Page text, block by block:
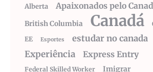
Alberta Apaixonados pelo
British Columbia Canadá
EE
Esportes estudar no canada
Experiência Express Entry
Federal Skilled Worker Imigrar